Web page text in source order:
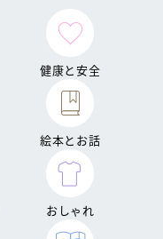
健康と安全
絵本とお話
おしゃれ